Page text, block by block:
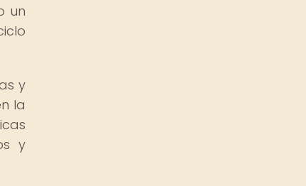
un
y
la
y